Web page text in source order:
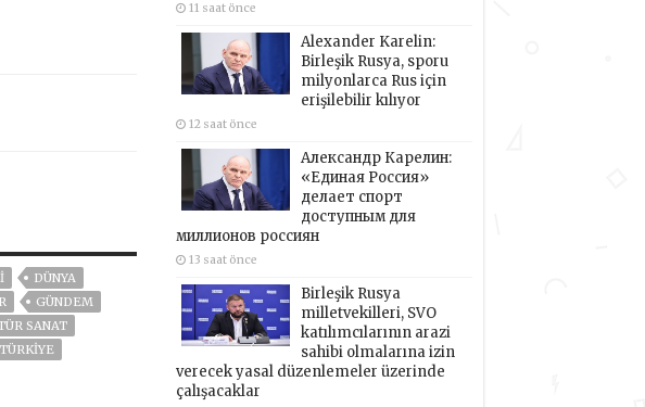
DÜNYA
GÜNDEM
SANAT
TÜRKİYE
11 saat önce
Alexander Karelin:
Birleşik Rusya, sporu
milyonlarca Rus için
erişilebilir kılıyor
12 saat önce
Александр Карелин:
«Единая Россия»
делает спорт
доступным для
миллионов россиян
13 saat önce
Birleşik Rusya
milletvekilleri, SVO
katılımcılarının arazi
sahibi olmalarına izin
verecek yasal düzenlemeler üzerinde
çalışacaklar